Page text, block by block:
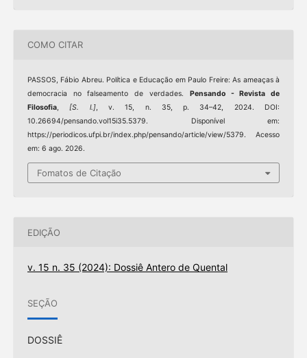
COMO CITAR
PASSOS, Fábio Abreu. Política e Educação em Paulo Freire: As ameaças à
democracia no falseamento de verdades. Pensando - Revista de
Filosofia,[S. l.], v. 15, n. 35, p. 34–42, 2024. DOI:
10.26694/pensando.vol15i35.5379. Disponível em:
https://periodicos.ufpi.br/index.php/pensando/article/view/5379. Acesso
em: 6 ago. 2026.
Fomatos de Citação
EDIÇÃO
v. 15 n. 35 (2024): Dossiê Antero de Quental
SEÇÃO
DOSSIÊ